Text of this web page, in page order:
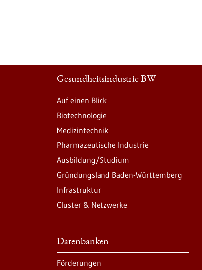
Gesundheitsindustrie BW
Auf einen Blick
Biotechnologie
Medizintechnik
Pharmazeutische Industrie
Ausbildung/Studium
Gründungsland Baden-Württemberg
Infrastruktur
Cluster & Netzwerke
Datenbanken
Förderungen